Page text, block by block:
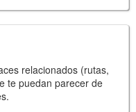
relacionados (rutas,
te puedan parecer de